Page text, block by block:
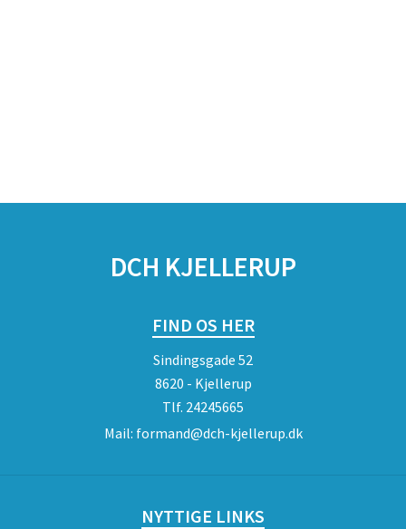
DCH KJELLERUP
FIND OS HER
Sindingsgade 52
8620 - Kjellerup
Tlf. 24245665
Mail: formand@dch-kjellerup.dk
NYTTIGE LINKS